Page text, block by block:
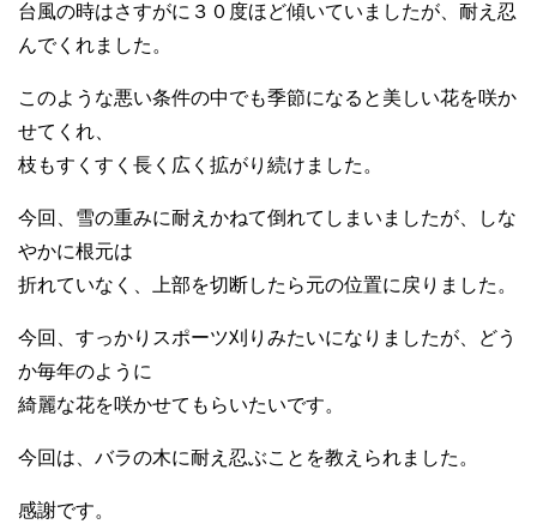
台風の時はさすがに３０度ほど傾いていましたが、耐え忍
んでくれました。
このような悪い条件の中でも季節になると美しい花を咲か
せてくれ、
枝もすくすく長く広く拡がり続けました。
今回、雪の重みに耐えかねて倒れてしまいましたが、しな
やかに根元は
折れていなく、上部を切断したら元の位置に戻りました。
今回、すっかりスポーツ刈りみたいになりましたが、どう
か毎年のように
綺麗な花を咲かせてもらいたいです。
今回は、バラの木に耐え忍ぶことを教えられました。
感謝です。